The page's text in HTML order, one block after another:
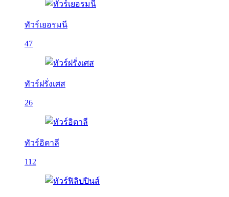
ทัวร์เยอรมนี
47
ทัวร์ฝรั่งเศส
26
ทัวร์อิตาลี
112